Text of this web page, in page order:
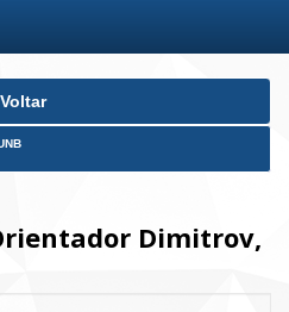
Voltar
Dimitrov,